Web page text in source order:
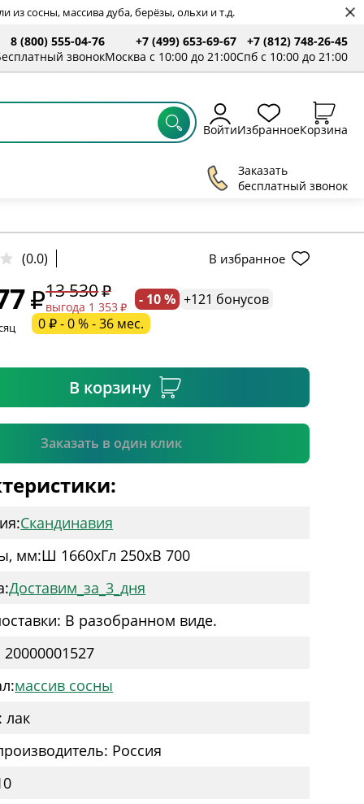
сосны, массива дуба, берёзы, ольхи и т.д.
8 (800) 555-04-76
звонок
+7 (499) 653-69-67
Москва с 10:00 до 21:00
+7 (812) 748-26-45
Спб с 10:00 до 21:00
ВойтиИзбранноеКорзина
Заказать
бесплатный звонок
(0.0) В избранное
13 530
выгода 1 353 - 10 % +121 бонусов
0 ₽ - 0 % - 36 мес.
В корзину
Заказать в один клик
поле
Подтвердить
Скандинавия
мм:Ш 1660xГл 250xВ 700
Доставим_за_3_дня
В разобранном виде.
20000001527
массив сосны
лак
Россия